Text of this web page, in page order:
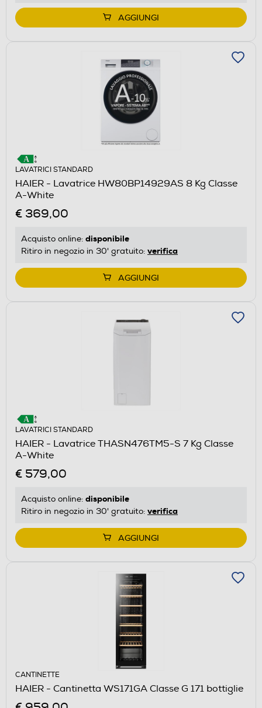
AGGIUNGI
LAVATRICI STANDARD
HAIER - Lavatrice HW80BP14929AS 8 Kg Classe
A-White
€ 369,00
Acquisto online: disponibile
Ritiro in negozio in 30' gratuito: verifica
AGGIUNGI
LAVATRICI STANDARD
HAIER - Lavatrice THASN476TM5-S 7 Kg Classe
A-White
€ 579,00
Acquisto online: disponibile
Ritiro in negozio in 30' gratuito: verifica
AGGIUNGI
CANTINETTE
HAIER - Cantinetta WS171GA Classe G 171 bottiglie